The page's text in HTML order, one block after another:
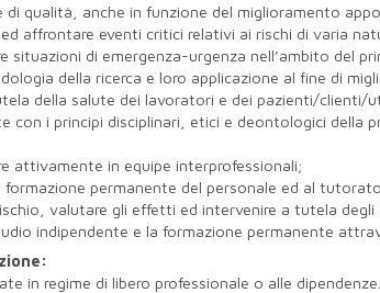
qualità, anche in funzione del miglioramento
affrontare eventi critici relativi ai rischi di varia
situazioni di emergenza-urgenza nell’ambito del
della ricerca e loro applicazione al fine di
della salute dei lavoratori e dei pazienti/clienti/
con i principi disciplinari, etici e deontologici
attivamente in equipe interprofessionali;
permanente del personale ed al
valutare gli effetti ed intervenire a tutela degli
indipendente e la formazione permanente
in regime di libero professionale o alle dipendenze.